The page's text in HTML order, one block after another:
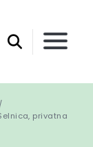
privatna